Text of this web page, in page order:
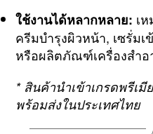
ใช้งานได้หลากหลาย: เ
ครีมบำรุงผิวหน้า, เซรั่ม
หรือผลิตภัณฑ์เครื่องสำอ
* สินค้านำเข้าเกรดพรีเ
พร้อมส่งในประเทศไทย